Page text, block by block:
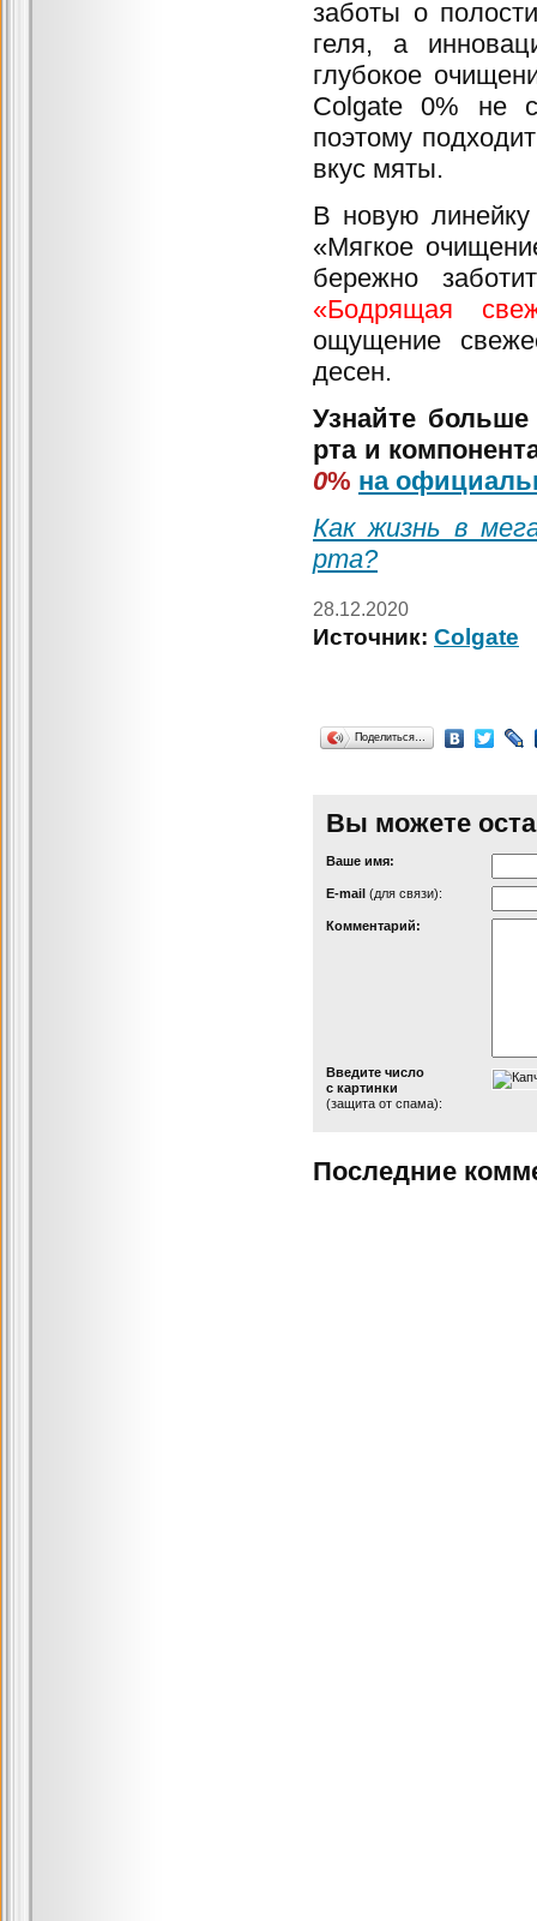
заботы о
геля, а
глубокое
Colgate 0% не
поэтому
вкус мяты.
В новую
«Мягкое
бережно
«Бодрящая
ощущение
десен.
Узнайте больше
рта и
0% на
Как жизнь в
рта?
28.12.2020
Источник: Colgate
Поделиться…
Вы можете
Ваше имя:
Е-mail (для связи):
Комментарий:
Введите число
с картинки
(защита от спама):
Последние